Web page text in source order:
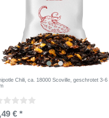
Chili, ca. 18000 Scoville, geschrotet 3-6
€ *